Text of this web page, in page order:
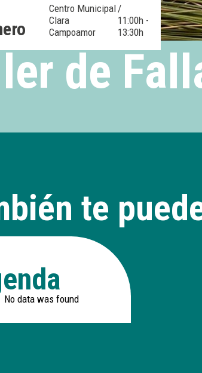
Centro Municipal
Clara
Campoamor
/
11:00h -
13:30h
de
te
No data was found